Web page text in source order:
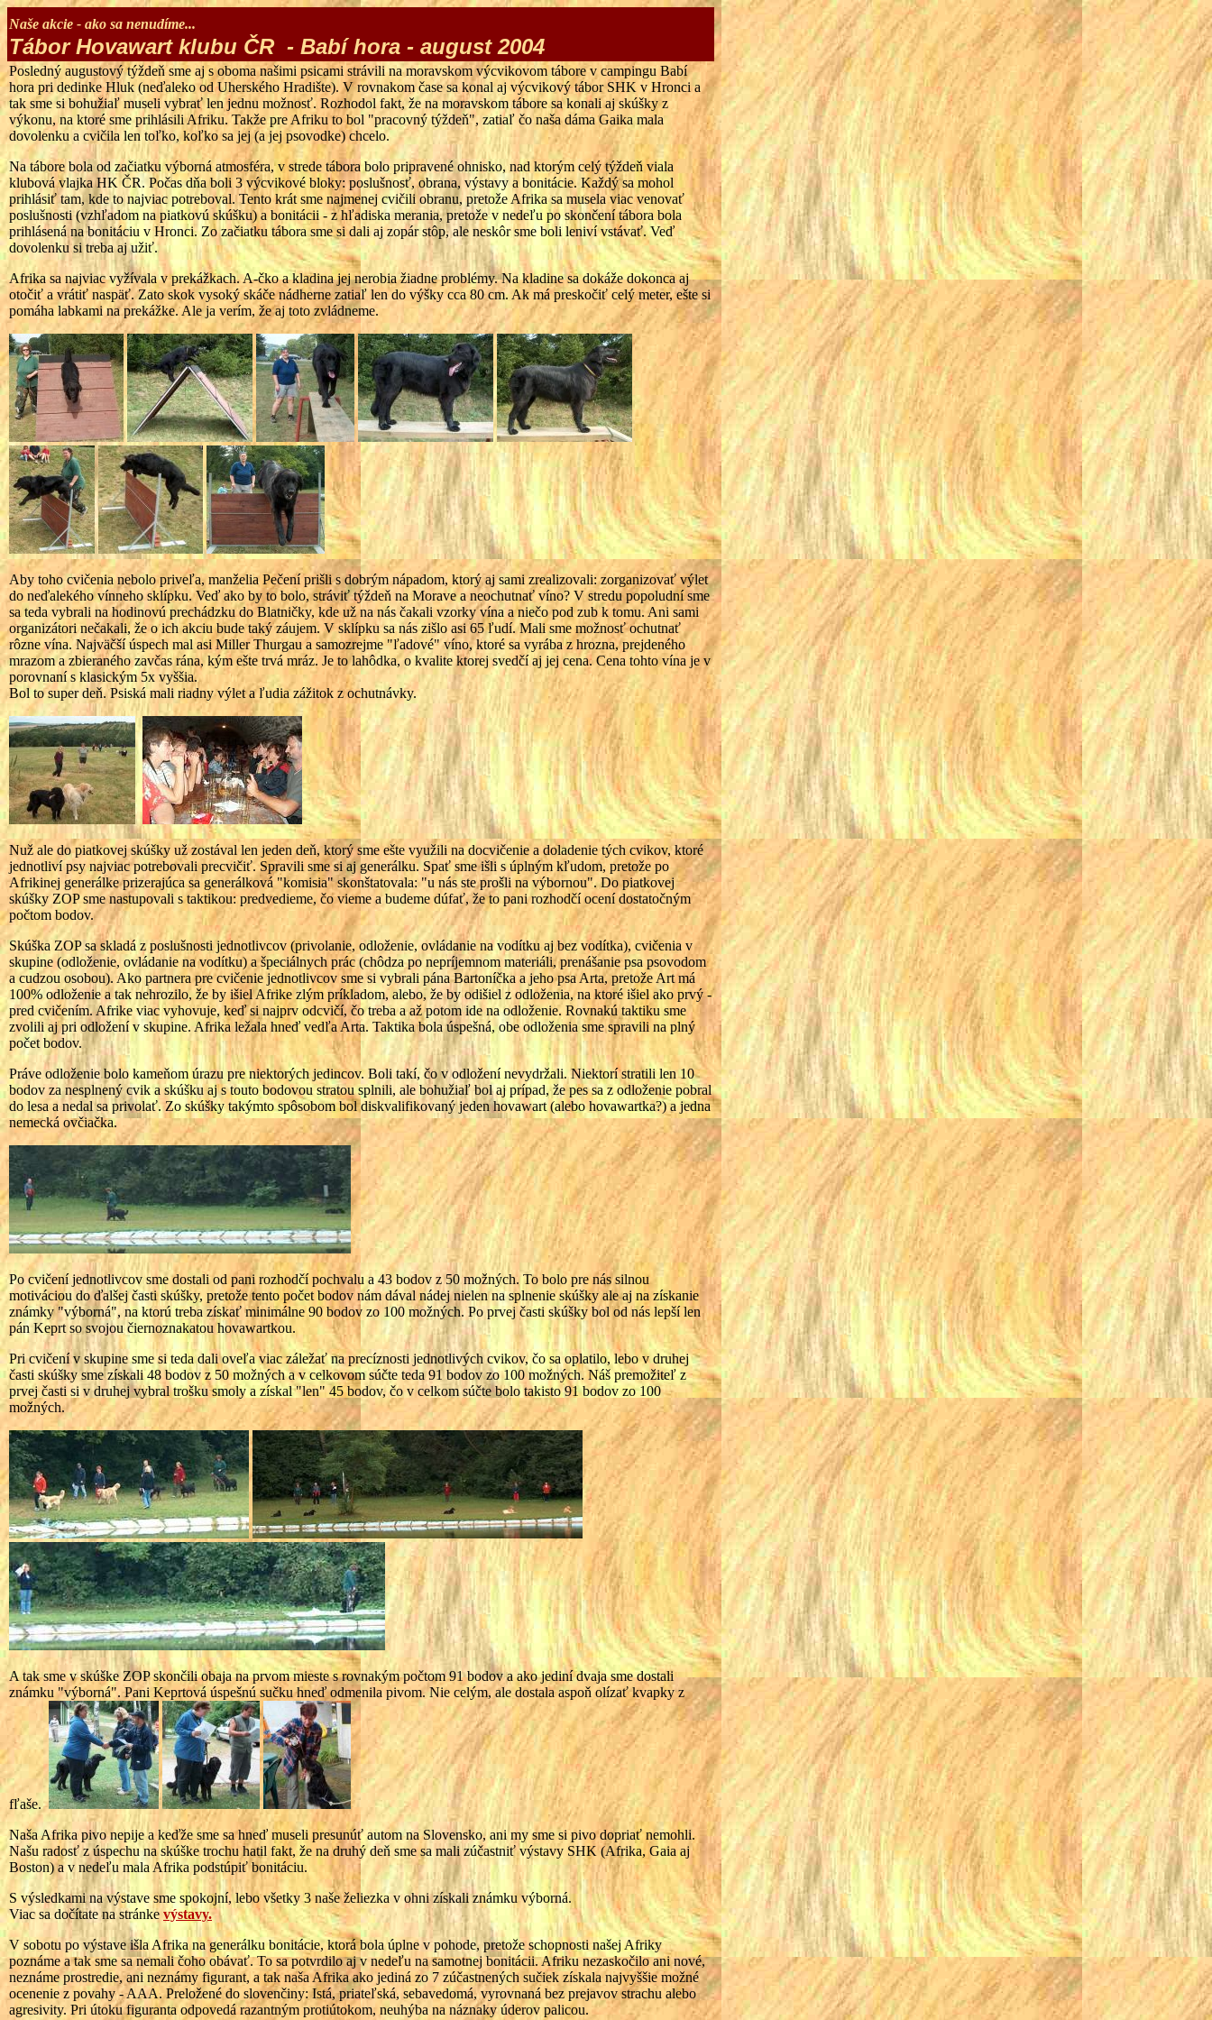
Naše akcie - ako sa nenudíme...
Tábor Hovawart klubu ČR - Babí hora - august 2004
Posledný augustový týždeň sme aj s oboma našimi psicami strávili na moravskom výcvikovom tábore v campingu Babí
hora pri dedinke Hluk (neďaleko od Uherského Hradište). V rovnakom čase sa konal aj výcvikový tábor SHK v Hronci a
tak sme si bohužiaľ museli vybrať len jednu možnosť. Rozhodol fakt, že na moravskom tábore sa konali aj skúšky z
výkonu, na ktoré sme prihlásili Afriku. Takže pre Afriku to bol "pracovný týždeň", zatiaľ čo naša dáma Gaika mala
dovolenku a cvičila len toľko, koľko sa jej (a jej psovodke) chcelo.
Na tábore bola od začiatku výborná atmosféra, v strede tábora bolo pripravené ohnisko, nad ktorým celý týždeň viala
klubová vlajka HK ČR. Počas dňa boli 3 výcvikové bloky: poslušnosť, obrana, výstavy a bonitácie. Každý sa mohol
prihlásiť tam, kde to najviac potreboval. Tento krát sme najmenej cvičili obranu, pretože Afrika sa musela viac venovať
poslušnosti (vzhľadom na piatkovú skúšku) a bonitácii - z hľadiska merania, pretože v nedeľu po skončení tábora bola
prihlásená na bonitáciu v Hronci. Zo začiatku tábora sme si dali aj zopár stôp, ale neskôr sme boli leniví vstávať. Veď
dovolenku si treba aj užiť.
Afrika sa najviac vyžívala v prekážkach. A-čko a kladina jej nerobia žiadne problémy. Na kladine sa dokáže dokonca aj
otočiť a vrátiť naspäť. Zato skok vysoký skáče nádherne zatiaľ len do výšky cca 80 cm. Ak má preskočiť celý meter, ešte si
pomáha labkami na prekážke. Ale ja verím, že aj toto zvládneme.
Aby toho cvičenia nebolo priveľa, manželia Pečení prišli s dobrým nápadom, ktorý aj sami zrealizovali: zorganizovať výlet
do neďalekého vínneho sklípku. Veď ako by to bolo, stráviť týždeň na Morave a neochutnať víno? V stredu popoludní sme
sa teda vybrali na hodinovú prechádzku do Blatničky, kde už na nás čakali vzorky vína a niečo pod zub k tomu. Ani sami
organizátori nečakali, že o ich akciu bude taký záujem. V sklípku sa nás zišlo asi 65 ľudí. Mali sme možnosť ochutnať
rôzne vína. Najväčší úspech mal asi Miller Thurgau a samozrejme "ľadové" víno, ktoré sa vyrába z hrozna, prejdeného
mrazom a zbieraného zavčas rána, kým ešte trvá mráz. Je to lahôdka, o kvalite ktorej svedčí aj jej cena. Cena tohto vína je v
porovnaní s klasickým 5x vyššia.
Bol to super deň. Psiská mali riadny výlet a ľudia zážitok z ochutnávky.
Nuž ale do piatkovej skúšky už zostával len jeden deň, ktorý sme ešte využili na docvičenie a doladenie tých cvikov, ktoré
jednotliví psy najviac potrebovali precvičiť. Spravili sme si aj generálku. Spať sme išli s úplným kľudom, pretože po
Afrikinej generálke prizerajúca sa generálková "komisia" skonštatovala: "u nás ste prošli na výbornou". Do piatkovej
skúšky ZOP sme nastupovali s taktikou: predvedieme, čo vieme a budeme dúfať, že to pani rozhodčí ocení dostatočným
počtom bodov.
Skúška ZOP sa skladá z poslušnosti jednotlivcov (privolanie, odloženie, ovládanie na vodítku aj bez vodítka), cvičenia v
skupine (odloženie, ovládanie na vodítku) a špeciálnych prác (chôdza po nepríjemnom materiáli, prenášanie psa psovodom
a cudzou osobou). Ako partnera pre cvičenie jednotlivcov sme si vybrali pána Bartoníčka a jeho psa Arta, pretože Art má
100% odloženie a tak nehrozilo, že by išiel Afrike zlým príkladom, alebo, že by odišiel z odloženia, na ktoré išiel ako prvý -
pred cvičením. Afrike viac vyhovuje, keď si najprv odcvičí, čo treba a až potom ide na odloženie. Rovnakú taktiku sme
zvolili aj pri odložení v skupine. Afrika ležala hneď vedľa Arta. Taktika bola úspešná, obe odloženia sme spravili na plný
počet bodov.
Práve odloženie bolo kameňom úrazu pre niektorých jedincov. Boli takí, čo v odložení nevydržali. Niektorí stratili len 10
bodov za nesplnený cvik a skúšku aj s touto bodovou stratou splnili, ale bohužiaľ bol aj prípad, že pes sa z odloženie pobral
do lesa a nedal sa privolať. Zo skúšky takýmto spôsobom bol diskvalifikovaný jeden hovawart (alebo hovawartka?) a jedna
nemecká ovčiačka.
Po cvičení jednotlivcov sme dostali od pani rozhodčí pochvalu a 43 bodov z 50 možných. To bolo pre nás silnou
motiváciou do ďalšej časti skúšky, pretože tento počet bodov nám dával nádej nielen na splnenie skúšky ale aj na získanie
známky "výborná", na ktorú treba získať minimálne 90 bodov zo 100 možných. Po prvej časti skúšky bol od nás lepší len
pán Keprt so svojou čiernoznakatou hovawartkou.
Pri cvičení v skupine sme si teda dali oveľa viac záležať na precíznosti jednotlivých cvikov, čo sa oplatilo, lebo v druhej
časti skúšky sme získali 48 bodov z 50 možných a v celkovom súčte teda 91 bodov zo 100 možných. Náš premožiteľ z
prvej časti si v druhej vybral trošku smoly a získal "len" 45 bodov, čo v celkom súčte bolo takisto 91 bodov zo 100
možných.
A tak sme v skúške ZOP skončili obaja na prvom mieste s rovnakým počtom 91 bodov a ako jediní dvaja sme dostali
známku "výborná". Pani Keprtová úspešnú sučku hneď odmenila pivom. Nie celým, ale dostala aspoň olízať kvapky z
fľaše.
Naša Afrika pivo nepije a keďže sme sa hneď museli presunúť autom na Slovensko, ani my sme si pivo dopriať nemohli.
Našu radosť z úspechu na skúške trochu hatil fakt, že na druhý deň sme sa mali zúčastniť výstavy SHK (Afrika, Gaia aj
Boston) a v nedeľu mala Afrika podstúpiť bonitáciu.
S výsledkami na výstave sme spokojní, lebo všetky 3 naše želiezka v ohni získali známku výborná.
Viac sa dočítate na stránke výstavy.
V sobotu po výstave išla Afrika na generálku bonitácie, ktorá bola úplne v pohode, pretože schopnosti našej Afriky
poznáme a tak sme sa nemali čoho obávať. To sa potvrdilo aj v nedeľu na samotnej bonitácii. Afriku nezaskočilo ani nové,
neznáme prostredie, ani neznámy figurant, a tak naša Afrika ako jediná zo 7 zúčastnených sučiek získala najvyššie možné
ocenenie z povahy - AAA. Preložené do slovenčiny: Istá, priateľská, sebavedomá, vyrovnaná bez prejavov strachu alebo
agresivity. Pri útoku figuranta odpovedá razantným protiútokom, neuhýba na náznaky úderov palicou.